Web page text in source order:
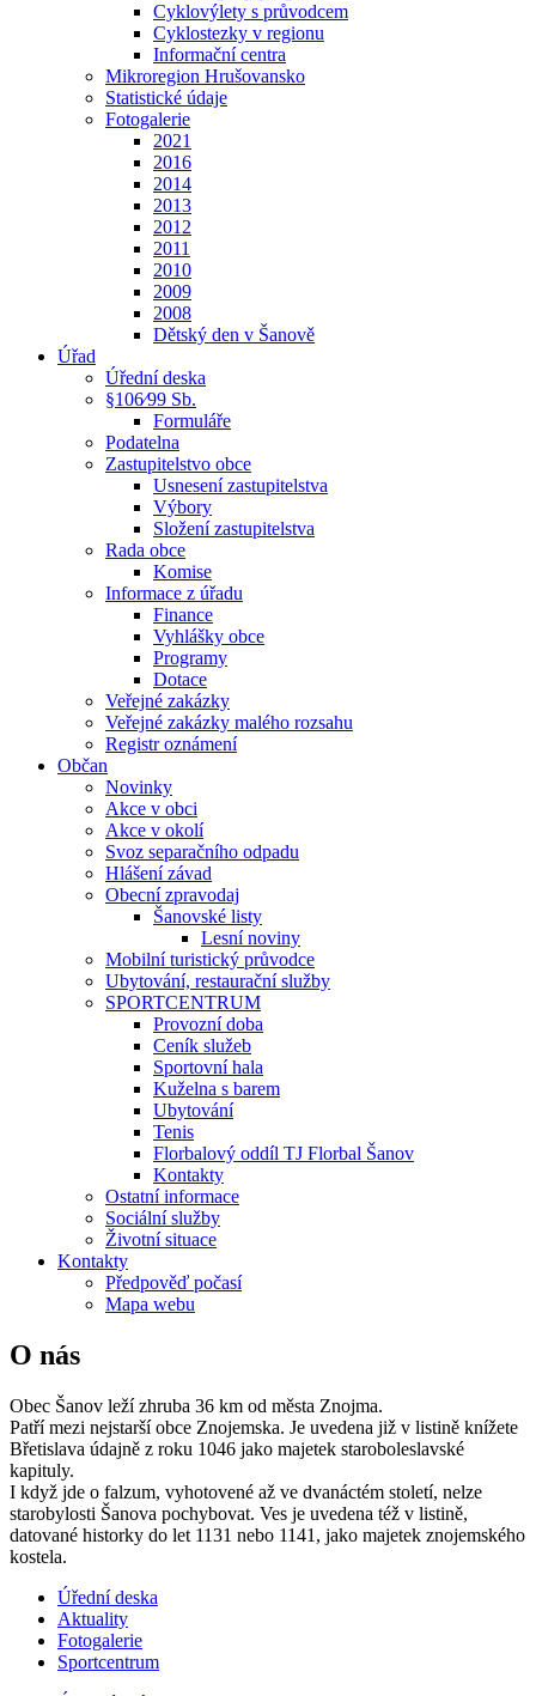
Cyklovýlety s průvodcem
Cyklostezky v regionu
Informační centra
Mikroregion Hrušovansko
Statistické údaje
Fotogalerie
2021
2016
2014
2013
2012
2011
2010
2009
2008
Dětský den v Šanově
Úřad
Úřední deska
§106⁄99 Sb.
Formuláře
Podatelna
Zastupitelstvo obce
Usnesení zastupitelstva
Výbory
Složení zastupitelstva
Rada obce
Komise
Informace z úřadu
Finance
Vyhlášky obce
Programy
Dotace
Veřejné zakázky
Veřejné zakázky malého rozsahu
Registr oznámení
Občan
Novinky
Akce v obci
Akce v okolí
Svoz separačního odpadu
Hlášení závad
Obecní zpravodaj
Šanovské listy
Lesní noviny
Mobilní turistický průvodce
Ubytování, restaurační služby
SPORTCENTRUM
Provozní doba
Ceník služeb
Sportovní hala
Kuželna s barem
Ubytování
Tenis
Florbalový oddíl TJ Florbal Šanov
Kontakty
Ostatní informace
Sociální služby
Životní situace
Kontakty
Předpověď počasí
Mapa webu
O nás
Obec Šanov leží zhruba 36 km od města Znojma.
Patří mezi nejstarší obce Znojemska. Je uvedena již v listině knížete
Břetislava údajně z roku 1046 jako majetek staroboleslavské
kapituly.
I když jde o falzum, vyhotovené až ve dvanáctém století, nelze
starobylosti Šanova pochybovat. Ves je uvedena též v listině,
datované historky do let 1131 nebo 1141, jako majetek znojemského
kostela.
Úřední deska
Aktuality
Fotogalerie
Sportcentrum